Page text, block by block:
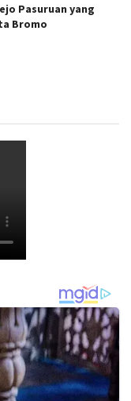
Pasuruan yang
Bromo